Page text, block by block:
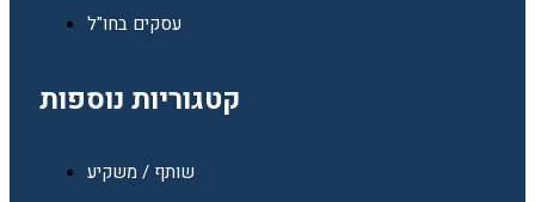
עסקים בחו"ל
קטגוריות נוספות
שותף / משקיע